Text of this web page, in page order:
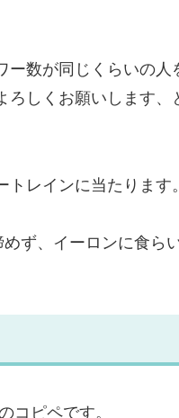
数が同じくらいの人
しくお願いします、
レインに当たります。
ず、イーロンに食ら
コピペです。